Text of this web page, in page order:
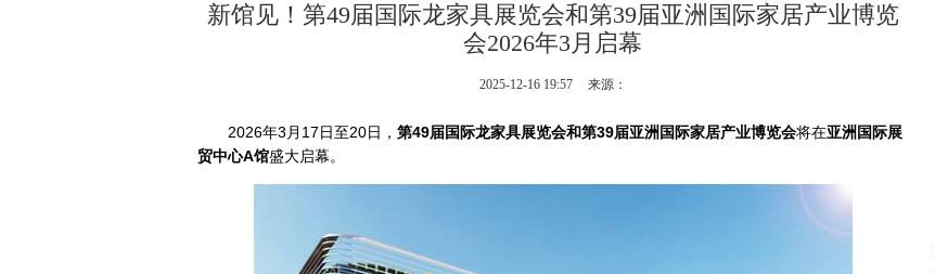
新馆见！第49届国际龙家具展览会和第39届亚洲国际家居产业博览
会2026年3月启幕
2025-12-16 19:57 来源：
2026年3月17日至20日， 第49届国际龙家具展览会和第39届亚洲国际家居产业博览会将在亚洲国际展
贸中心A馆盛大启幕。